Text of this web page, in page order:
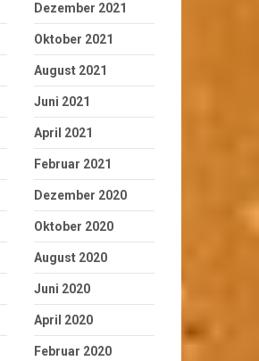
Dezember 2021
Oktober 2021
August 2021
Juni 2021
April 2021
Februar 2021
Dezember 2020
Oktober 2020
August 2020
Juni 2020
April 2020
Februar 2020